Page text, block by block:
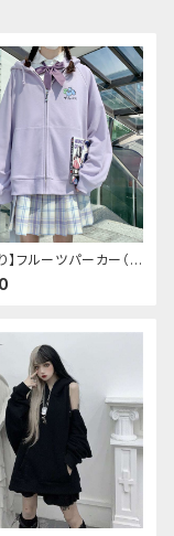
】フルーツパーカー（ブ
ウ、キウイ、チェリー、